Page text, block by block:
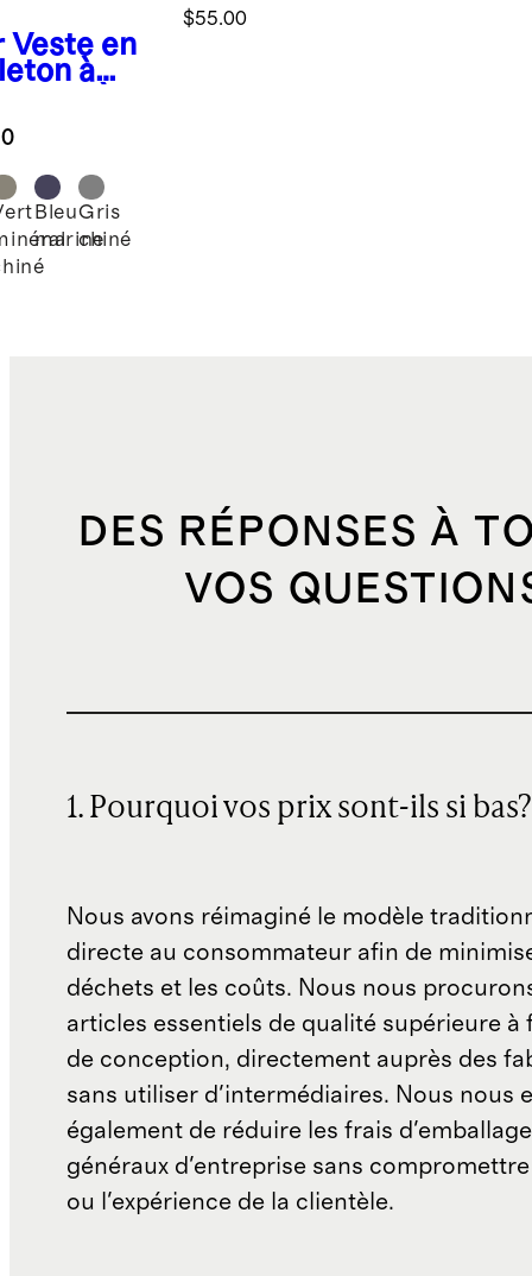
Veste en
à
$55.00
Bleu
marine
Gris
chiné
DES RÉPONSES À
VOS
1. Pourquoi vos prix sont-ils si bas?
Nous avons réimaginé le modèle
directe au consommateur afin de
déchets et les coûts. Nous nous
articles essentiels de qualité supérieure à
de conception, directement auprès des
sans utiliser d'intermédiaires. Nous nous
également de réduire les frais
généraux d'entreprise sans
ou l'expérience de la clientèle.